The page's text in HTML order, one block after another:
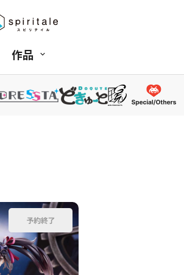
作品
商品名 発売日 価格(安い順) 価格(高い順)